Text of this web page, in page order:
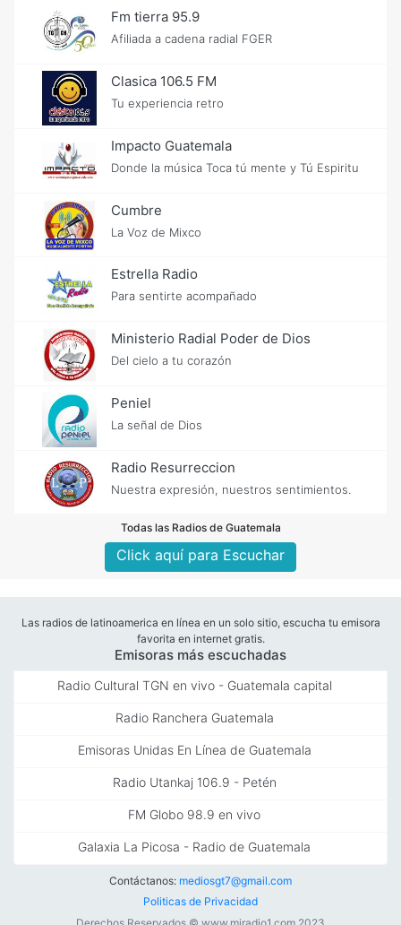
Fm tierra 95.9
Afiliada a cadena radial FGER
Clasica 106.5 FM
Tu experiencia retro
Impacto Guatemala
Donde la música Toca tú mente y Tú Espiritu
Cumbre
La Voz de Mixco
Estrella Radio
Para sentirte acompañado
Ministerio Radial Poder de Dios
Del cielo a tu corazón
Peniel
La señal de Dios
Radio Resurreccion
Nuestra expresión, nuestros sentimientos.
Todas las Radios de Guatemala
Click aquí para Escuchar
Las radios de latinoamerica en línea en un solo sitio, escucha tu emisora
favorita en internet gratis.
Emisoras más escuchadas
Radio Cultural TGN en vivo - Guatemala capital
Radio Ranchera Guatemala
Emisoras Unidas En Línea de Guatemala
Radio Utankaj 106.9 - Petén
FM Globo 98.9 en vivo
Galaxia La Picosa - Radio de Guatemala
Contáctanos: mediosgt7@gmail.com
Politicas de Privacidad